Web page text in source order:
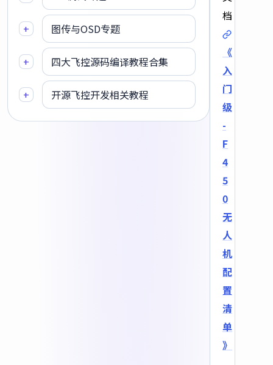
+ 图传与OSD专题
+ 四大飞控源码编译教程合集
+ 开源飞控开发相关教程
档
《
入
门
级
-
F
4
5
0
无
人
机
配
置
清
单
》